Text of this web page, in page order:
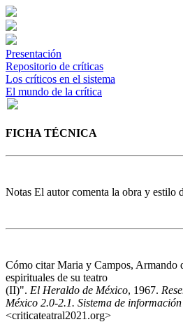
Presentación
Repositorio de críticas
Los críticos en el sistema
El mundo de la crítica
FICHA TÉCNICA
Notas El autor comenta la obra y estilo
Cómo citarMaria y Campos, Armando
espirituales de su teatro
(II)". El Heraldo de México, 1967.
México 2.0-2.1. Sistema de
<criticateatral2021.org>